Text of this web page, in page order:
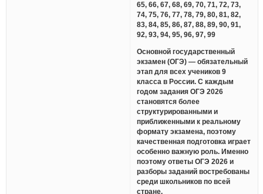
65, 66, 67, 68, 69, 70, 71, 72, 73,
74, 75, 76, 77, 78, 79, 80, 81, 82,
83, 84, 85, 86, 87, 88, 89, 90, 91,
92, 93, 94, 95, 96, 97, 99
Основной государственный
экзамен (ОГЭ) — обязательный
этап для всех учеников 9
класса в России. С каждым
годом задания ОГЭ 2026
становятся более
структурированными и
приближенными к реальному
формату экзамена, поэтому
качественная подготовка играет
особенно важную роль. Именно
поэтому ответы ОГЭ 2026 и
разборы заданий востребованы
среди школьников по всей
стране.